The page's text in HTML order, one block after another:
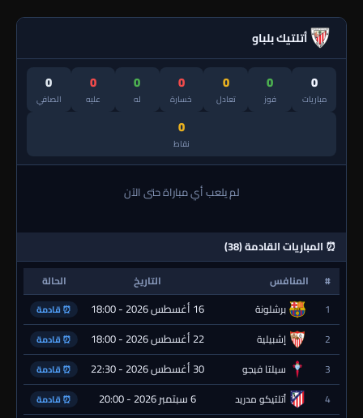
أتلتيك بلباو
0
مباريات
0
فوز
0
تعادل
0
خسارة
0
له
0
عليه
0
الصافي
0
نقاط
لم يلعب أي مباراة حتى الآن
⏰ المباريات القادمة (38)
# المنافس التاريخ
الحالة
1
برشلونة 16 أغسطس 2026 - 18:00 ⏰ قادمة
2 إشبيلية 22 أغسطس 2026 - 18:00 ⏰ قادمة
3 سيلتا فيجو 30 أغسطس 2026 - 22:30 ⏰ قادمة
4 أتلتيكو مدريد 6 سبتمبر 2026 - 20:00 ⏰ قادمة